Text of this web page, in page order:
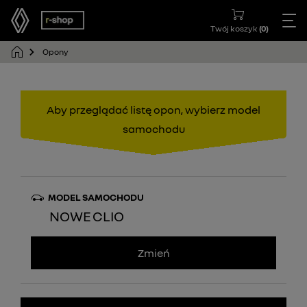
Twój koszyk (0)
Opony
Aby przeglądać listę opon, wybierz model
samochodu
MODEL SAMOCHODU
NOWE CLIO
Zmień